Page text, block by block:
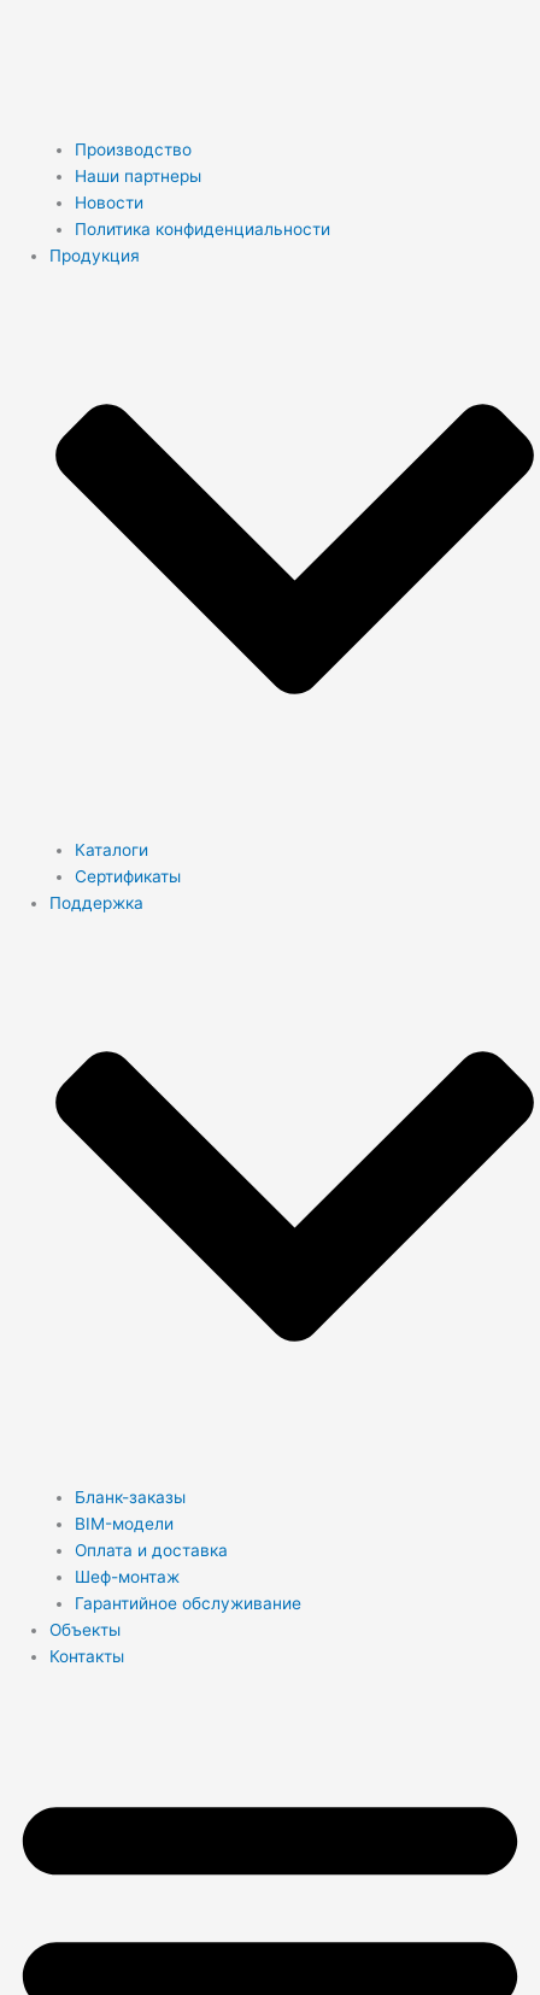
Производство
Наши партнеры
Новости
Политика конфиденциальности
Продукция
Каталоги
Сертификаты
Поддержка
Бланк-заказы
BIM-модели
Оплата и доставка
Шеф-монтаж
Гарантийное обслуживание
Объекты
Контакты